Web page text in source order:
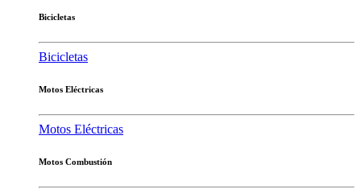
Bicicletas
Bicicletas
Motos Eléctricas
Motos Eléctricas
Motos Combustión